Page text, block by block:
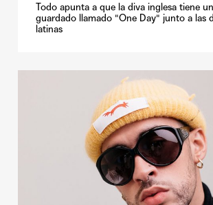
Todo apunta a que la diva inglesa tiene
guardado llamado "One Day" junto a las
latinas